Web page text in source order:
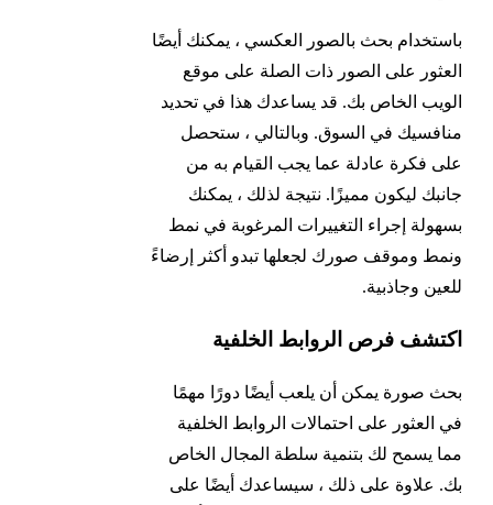
باستخدام بحث بالصور العكسي ، يمكنك أيضًا
العثور على الصور ذات الصلة على موقع
الويب الخاص بك. قد يساعدك هذا في تحديد
منافسيك في السوق. وبالتالي ، ستحصل
على فكرة عادلة عما يجب القيام به من
جانبك ليكون مميزًا. نتيجة لذلك ، يمكنك
بسهولة إجراء التغييرات المرغوبة في نمط
ونمط وموقف صورك لجعلها تبدو أكثر إرضاءً
للعين وجاذبية.
اكتشف فرص الروابط الخلفية
بحث صورة يمكن أن يلعب أيضًا دورًا مهمًا
في العثور على احتمالات الروابط الخلفية
مما يسمح لك بتنمية سلطة المجال الخاص
بك. علاوة على ذلك ، سيساعدك أيضًا على